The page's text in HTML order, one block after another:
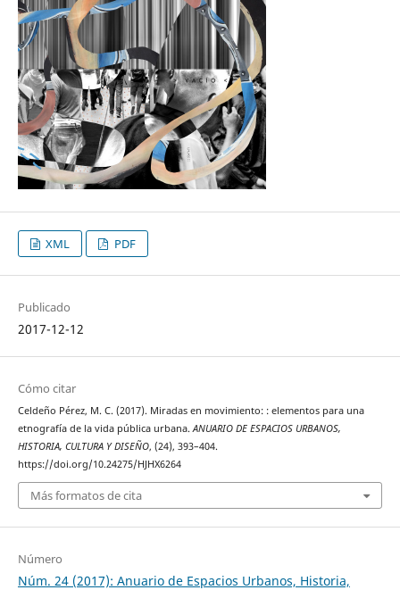
XML PDF
Publicado
2017-12-12
Cómo citar
Celdeño Pérez, M. C. (2017). Miradas en movimiento: : elementos para una
etnografía de la vida pública urbana.ANUARIO DE ESPACIOS URBANOS,
HISTORIA, CULTURA Y DISEÑO, (24), 393–404.
https://doi.org/10.24275/HJHX6264
Más formatos de cita
Número
Núm. 24 (2017): Anuario de Espacios Urbanos, Historia,